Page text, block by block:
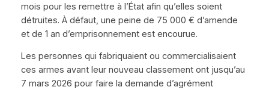
mois pour les remettre à l’État afin qu’elles soient
détruites. À défaut, une peine de 75 000 € d’amende
et de 1 an d’emprisonnement est encourue.
Les personnes qui fabriquaient ou commercialisaient
ces armes avant leur nouveau classement ont jusqu’au
7 mars 2026 pour faire la demande d’agrément